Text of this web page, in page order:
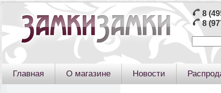
8
8
Главная О магазине Новости